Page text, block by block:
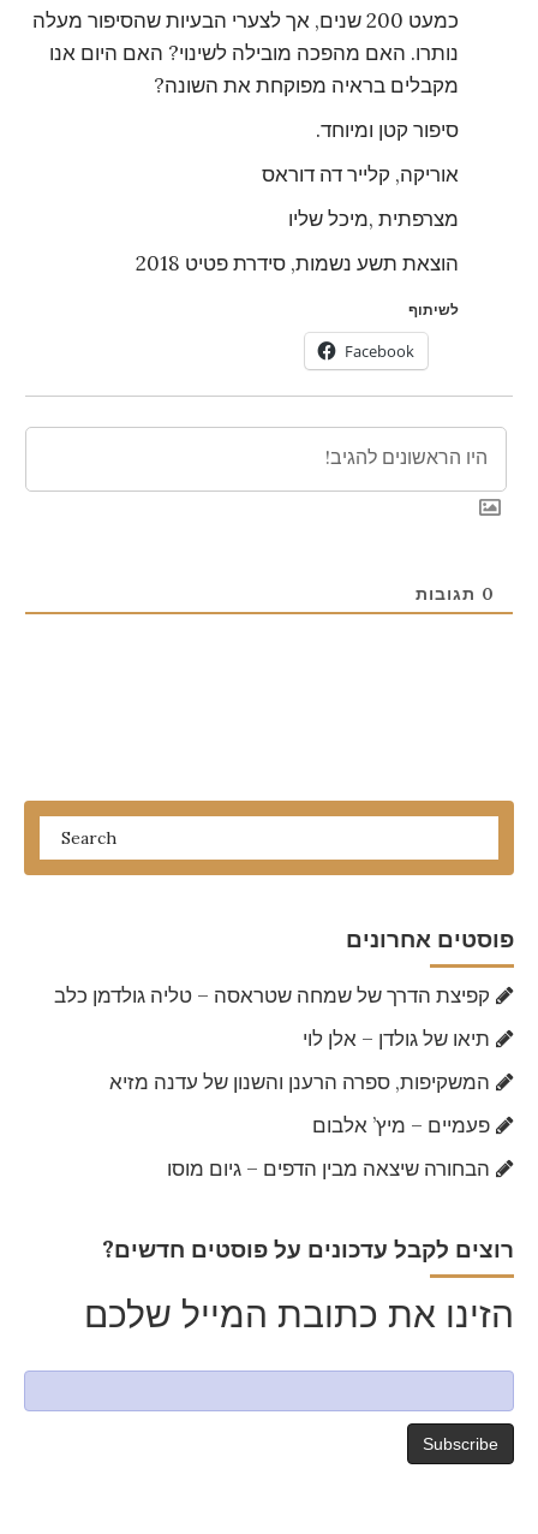
פוסטים אחרונים
קפיצת הדרך של שמחה שטראסה – טליה גולדמן כלב
תיאו של גולדן – אלן לוי
המשקיפות, ספרה הרענן והשנון של עדנה מזיא
פעמיים – מיץ’ אלבום
הבחורה שיצאה מבין הדפים – גיום מוסו
?רוצים לקבל עדכונים על פוסטים חדשים
הזינו את כתובת המייל שלכם
כמעט 200 שנים, אך לצערי הבעיות שהסיפור מעלה
נותרו. האם מהפכה מובילה לשינוי? האם היום אנו
מקבלים בראיה מפוקחת את השונה?
סיפור קטן ומיוחד.
אוריקה, קלייר דה דוראס
מצרפתית ,מיכל שליו
הוצאת תשע נשמות, סידרת פטיט 2018
לשיתוף
Facebook
0 תגובות